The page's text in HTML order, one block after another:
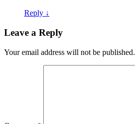
Reply ↓
Leave a Reply
Your email address will not be published.